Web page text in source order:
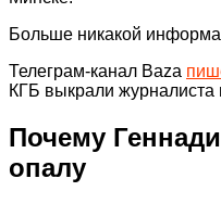
Больше никакой
Телеграм-канал Baza
КГБ выкрали журналиста
Почему
опалу